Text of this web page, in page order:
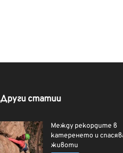
Други статии
Между рекордите в
катеренето и
животи